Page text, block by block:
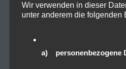
Wir verwenden in dieser
unter anderem die folgenden
a) personenbezogene